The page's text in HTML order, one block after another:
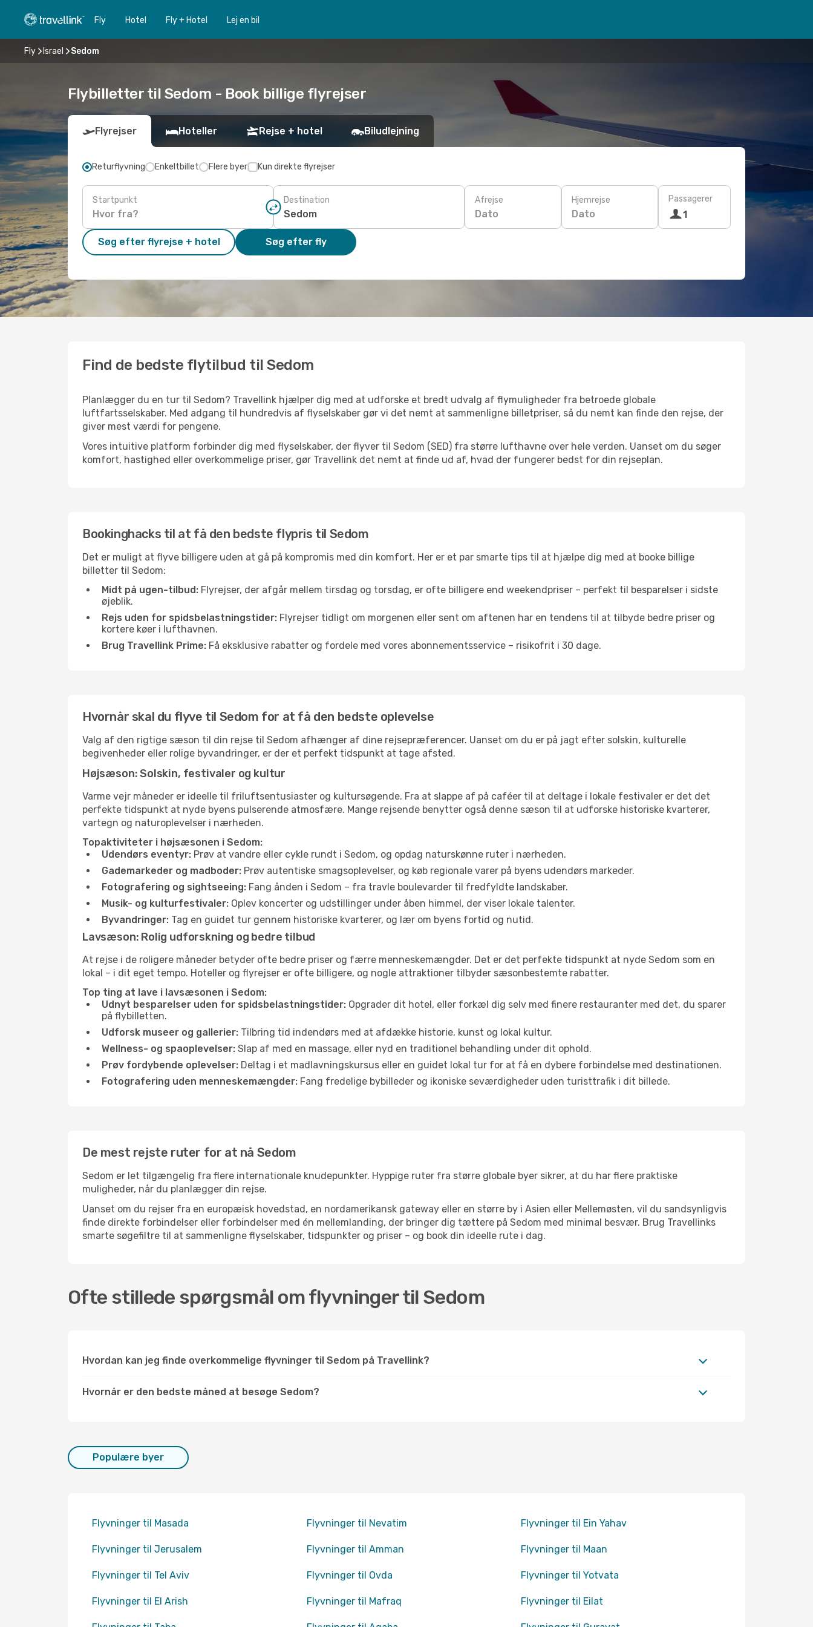
Fly Hotel Fly + Hotel Lej en bil
Fly Israel Sedom
Flybilletter til Sedom - Book billige flyrejser
Flyrejser Hoteller Rejse + hotel Biludlejning
Returflyvning Enkeltbillet Flere byer Kun direkte flyrejser
Startpunkt Destination Afrejse
Dato
Hjemrejse
Dato
Passagerer
1
Søg efter flyrejse + hotel Søg efter fly
Find de bedste flytilbud til Sedom
Planlægger du en tur til Sedom? Travellink hjælper dig med at udforske et bredt udvalg af flymuligheder fra betroede globale
luftfartsselskaber. Med adgang til hundredvis af flyselskaber gør vi det nemt at sammenligne billetpriser, så du nemt kan finde den rejse, der
giver mest værdi for pengene.
Vores intuitive platform forbinder dig med flyselskaber, der flyver til Sedom (SED) fra større lufthavne over hele verden. Uanset om du søger
komfort, hastighed eller overkommelige priser, gør Travellink det nemt at finde ud af, hvad der fungerer bedst for din rejseplan.
Bookinghacks til at få den bedste flypris til Sedom
Det er muligt at flyve billigere uden at gå på kompromis med din komfort. Her er et par smarte tips til at hjælpe dig med at booke billige
billetter til Sedom:
Midt på ugen-tilbud: Flyrejser, der afgår mellem tirsdag og torsdag, er ofte billigere end weekendpriser – perfekt til besparelser i sidste
øjeblik.
Rejs uden for spidsbelastningstider: Flyrejser tidligt om morgenen eller sent om aftenen har en tendens til at tilbyde bedre priser og
kortere køer i lufthavnen.
Brug Travellink Prime: Få eksklusive rabatter og fordele med vores abonnementsservice – risikofrit i 30 dage.
Hvornår skal du flyve til Sedom for at få den bedste oplevelse
Valg af den rigtige sæson til din rejse til Sedom afhænger af dine rejsepræferencer. Uanset om du er på jagt efter solskin, kulturelle
begivenheder eller rolige byvandringer, er der et perfekt tidspunkt at tage afsted.
Højsæson: Solskin, festivaler og kultur
Varme vejr måneder er ideelle til friluftsentusiaster og kultursøgende. Fra at slappe af på caféer til at deltage i lokale festivaler er det det
perfekte tidspunkt at nyde byens pulserende atmosfære. Mange rejsende benytter også denne sæson til at udforske historiske kvarterer,
vartegn og naturoplevelser i nærheden.
Topaktiviteter i højsæsonen i Sedom:
Udendørs eventyr: Prøv at vandre eller cykle rundt i Sedom, og opdag naturskønne ruter i nærheden.
Gademarkeder og madboder: Prøv autentiske smagsoplevelser, og køb regionale varer på byens udendørs markeder.
Fotografering og sightseeing: Fang ånden i Sedom – fra travle boulevarder til fredfyldte landskaber.
Musik- og kulturfestivaler: Oplev koncerter og udstillinger under åben himmel, der viser lokale talenter.
Byvandringer: Tag en guidet tur gennem historiske kvarterer, og lær om byens fortid og nutid.
Lavsæson: Rolig udforskning og bedre tilbud
At rejse i de roligere måneder betyder ofte bedre priser og færre menneskemængder. Det er det perfekte tidspunkt at nyde Sedom som en
lokal – i dit eget tempo. Hoteller og flyrejser er ofte billigere, og nogle attraktioner tilbyder sæsonbestemte rabatter.
Top ting at lave i lavsæsonen i Sedom:
Udnyt besparelser uden for spidsbelastningstider: Opgrader dit hotel, eller forkæl dig selv med finere restauranter med det, du sparer
på flybilletten.
Udforsk museer og gallerier: Tilbring tid indendørs med at afdække historie, kunst og lokal kultur.
Wellness- og spaoplevelser: Slap af med en massage, eller nyd en traditionel behandling under dit ophold.
Prøv fordybende oplevelser: Deltag i et madlavningskursus eller en guidet lokal tur for at få en dybere forbindelse med destinationen.
Fotografering uden menneskemængder: Fang fredelige bybilleder og ikoniske seværdigheder uden turisttrafik i dit billede.
De mest rejste ruter for at nå Sedom
Sedom er let tilgængelig fra flere internationale knudepunkter. Hyppige ruter fra større globale byer sikrer, at du har flere praktiske
muligheder, når du planlægger din rejse.
Uanset om du rejser fra en europæisk hovedstad, en nordamerikansk gateway eller en større by i Asien eller Mellemøsten, vil du sandsynligvis
finde direkte forbindelser eller forbindelser med én mellemlanding, der bringer dig tættere på Sedom med minimal besvær. Brug Travellinks
smarte søgefiltre til at sammenligne flyselskaber, tidspunkter og priser – og book din ideelle rute i dag.
Ofte stillede spørgsmål om flyvninger til Sedom
Hvordan kan jeg finde overkommelige flyvninger til Sedom på Travellink?
Hvornår er den bedste måned at besøge Sedom?
Populære byer
Flyvninger til Masada Flyvninger til Nevatim Flyvninger til Ein Yahav
Flyvninger til Jerusalem Flyvninger til Amman Flyvninger til Maan
Flyvninger til Tel Aviv Flyvninger til Ovda Flyvninger til Yotvata
Flyvninger til El Arish Flyvninger til Mafraq Flyvninger til Eilat